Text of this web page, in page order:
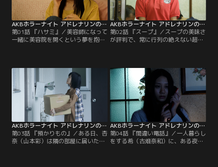
AKBホラーナイト アドレナリンの夜 第01話
第01話 『ハサミ』／美容師になって
一緒に美容院を開くという夢を抱
き、親友のかおりと共に上京してき
ばで死んでしまう。ショックのあま
り無気力になり専門学校を辞めた一
美は、かおりの母が置いていってく
れた彼女の形見であるハサミをじっ
と見つめる。シャワーの後、髪を乾
かしているとなぜか大量の髪が一美
の手に絡みつき…。
AKBホラーナイト アドレナリンの夜 第02話
第02話 『スープ』／スープの美味さ
が評判で、常に行列の絶えない超人
田光亮）に恋心を抱いていた。ある
日、「スープのレシピが知りたい」
とウソをついて繁の部屋に押しかけ
た美樹は、偶然、繁が作るスープに
隠された恐ろしい秘密を知ってしま
うのだった…。
AKBホラーナイト アドレナリンの夜 第03話
第03話 『預かりもの』／ある日、杏
奈（山本彩）は隣の部屋に届いた荷
AKBホラーナイト アドレナリンの夜 第04話
第04話 『間違い電話』／一人暮らし
をする希（古畑奈和）に、ある夜、